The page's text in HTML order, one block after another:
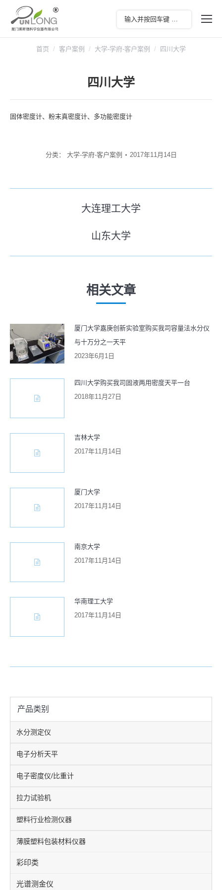
您在这里：
首页 客户案例 大学-学府-客户案例 四川大学
四川大学
固体密度计、粉末真密度计、多功能密度计
分类： 大学-学府-客户案例 2017年11月14日
历
史
的
文
大连理工大学
未
来
文
章：
山东大学
相关文章
厦门大学嘉庚创新实验室购买我司容量法水分仪
与十万分之一天平
2023年6月1日
四川大学购买我司固液两用密度天平一台
2018年11月27日
吉林大学
2017年11月14日
厦门大学
2017年11月14日
南京大学
2017年11月14日
华南理工大学
2017年11月14日
产品类别
水分测定仪
电子分析天平
电子密度仪/比重计
拉力试验机
塑料行业检测仪器
薄膜塑料包装材料仪器
彩印类
光谱测金仪